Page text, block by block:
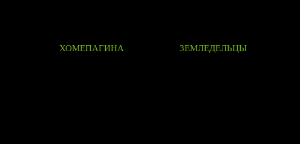
ХОМЕПАГИНА ЗЕМЛЕДЕЛЬЦЫ